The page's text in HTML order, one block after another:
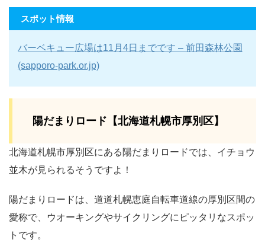
スポット情報
バーベキュー広場は11月4日までです – 前田森林公園
(sapporo-park.or.jp)
陽だまりロード【北海道札幌市厚別区】
北海道札幌市厚別区にある陽だまりロードでは、イチョウ
並木が見られるそうですよ！
陽だまりロードは、道道札幌恵庭自転車道線の厚別区間の
愛称で、ウオーキングやサイクリングにピッタリなスポッ
トです。